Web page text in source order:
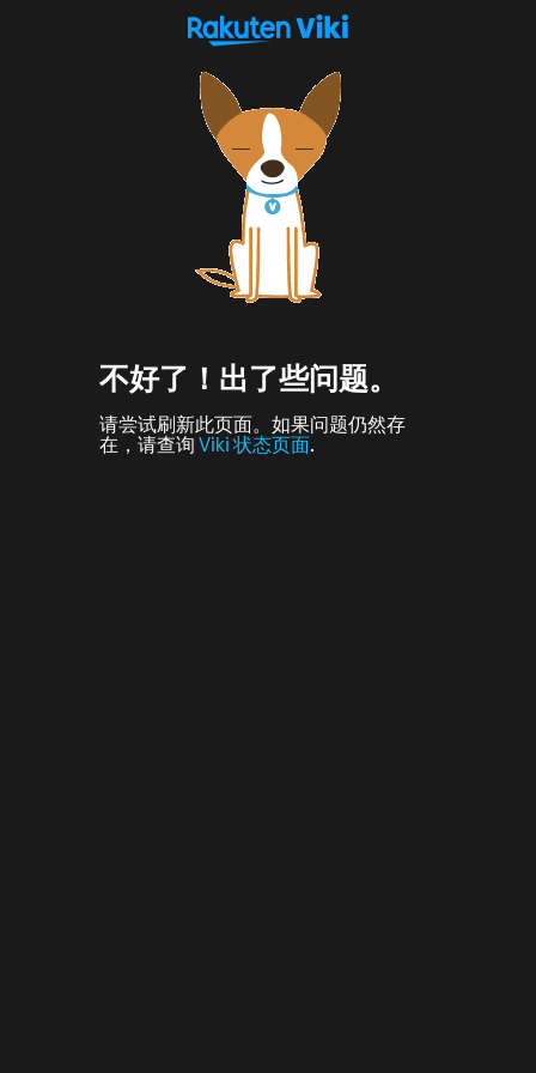
不好了！出了些问题。
请尝试刷新此页面。如果问题仍然存
在，请查询 Viki 状态页面.